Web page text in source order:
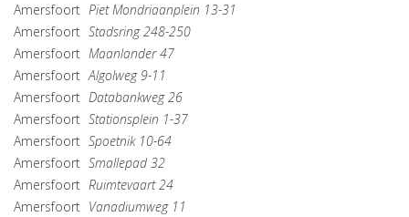
Amersfoort Piet Mondriaanplein 13-31
Amersfoort Stadsring 248-250
Amersfoort Maanlander 47
Amersfoort Algolweg 9-11
Amersfoort Databankweg 26
Amersfoort Stationsplein 1-37
Amersfoort Spoetnik 10-64
Amersfoort Smallepad 32
Amersfoort Ruimtevaart 24
Amersfoort Vanadiumweg 11